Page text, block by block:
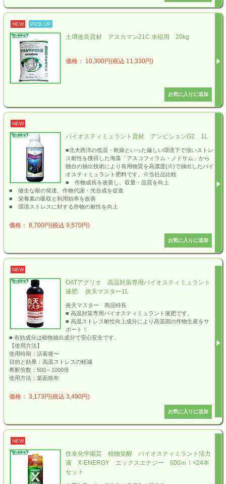
NEW PICK UP
土壌改良資材 アスカマン21C 水稲用 20kg
価格： 10,300円(税込 11,330円)
NEW
バイオスティミュラント資材 アンビションG2 1L
■北大西洋の低温・乾燥といった厳しい環境下で強いストレ
ス耐性を獲得した海藻「アスコフィラム・ノドサム」から
独自の抽出技術により有用物質を高濃度(※)で抽出したバイ
オスティミュラント肥料です。※当社品比較
■ 作物成長を改善し、収量・品質を向上
■ 健全な根の発達、作物代謝・光合成を促進
■ 栄養素の吸収と利用効率を改善
■ 環境ストレスに対する作物の耐性を向上
価格： 8,700円(税込 9,570円)
NEW
OATアグリオ 高温対策専用バイオスティミュラント
液肥 炎天マスター1L
炎天マスター 商品特長
■ 高温対策専用バイオスティミュラント液肥です。
■ 高温ストレス耐性向上成分により高温期の作物生産をサ
ポート！
■ 有効成分は植物抽出成分で安心安全です。
【使用方法】
使用時期：活着後〜
目的と効果：高温ストレスの軽減
希釈倍数：500～1000倍
使用方法；葉面散布
価格： 3,173円(税込 3,490円)
NEW
住友化学園芸 植物覚醒 バイオスティミラント活力
液 X-ENERGY エックスエナジー 600ｍｌ×24本
セット